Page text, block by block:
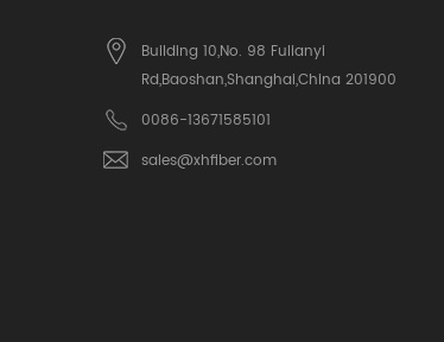
Building 10,No. 98 Fulianyi
Rd,Baoshan,Shanghai,China 201900
0086-13671585101
sales@xhfiber.com